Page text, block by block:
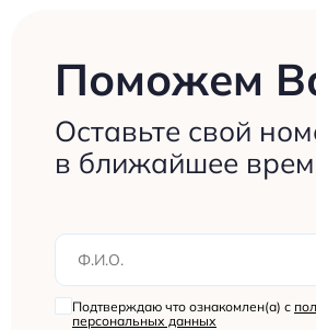
Поможем
Оставьте свой
в ближайшее
Подтверждаю что ознакомлен(а) с
персональных данных